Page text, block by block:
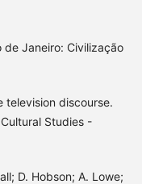
de Janeiro: Civilização
television discourse.
Studies -
D. Hobson; A. Lowe;